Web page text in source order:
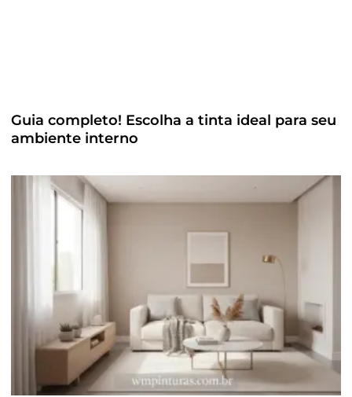
Guia completo! Escolha a tinta ideal para seu
ambiente interno